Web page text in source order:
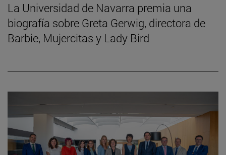
La Universidad de Navarra premia una
biografía sobre Greta Gerwig, directora de
Barbie, Mujercitas y Lady Bird